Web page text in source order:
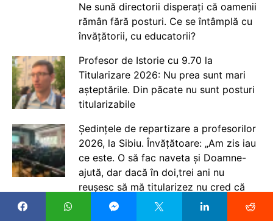
Ne sună directorii disperați că oamenii
rămân fără posturi. Ce se întâmplă cu
învățătorii, cu educatorii?
Profesor de Istorie cu 9.70 la
Titularizare 2026: Nu prea sunt mari
așteptările. Din păcate nu sunt posturi
titularizabile
Ședințele de repartizare a profesorilor
2026, la Sibiu. Învățătoare: „Am zis iau
ce este. O să fac naveta și Doamne-
ajută, dar dacă în doi,trei ani nu
reușesc să mă titularizez nu cred că
mai rămân în învățământ”